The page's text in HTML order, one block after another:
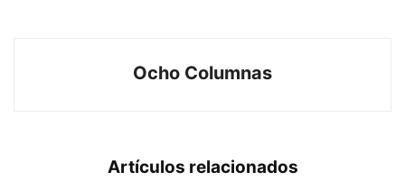
Ocho Columnas
Artículos relacionados